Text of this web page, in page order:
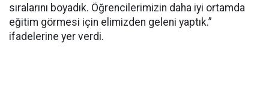
sıralarını boyadık. Öğrencilerimizin daha iyi ortamda
eğitim görmesi için elimizden geleni yaptık.”
ifadelerine yer verdi.